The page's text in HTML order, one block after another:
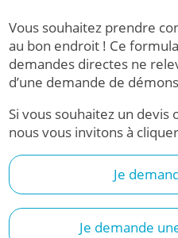
Vous souhaitez prendre
au bon endroit ! Ce
demandes directes ne
d’une demande de
Si vous souhaitez un
nous vous invitons à
Je
Je demande